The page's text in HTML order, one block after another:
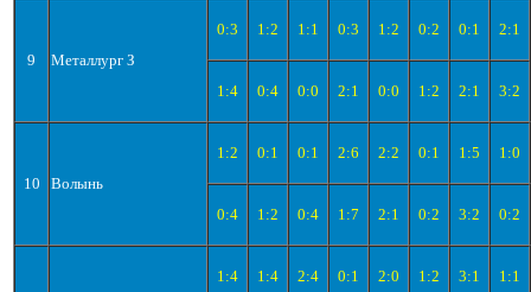
9 Металлург З
0:3 1:2 1:1 0:3 1:2 0:2 0:1 2:1
1:4 0:4 0:0 2:1 0:0 1:2 2:1 3:2
10 Волынь
1:2 0:1 0:1 2:6 2:2 0:1 1:5 1:0
0:4 1:2 0:4 1:7 2:1 0:2 3:2 0:2
1:4 1:4 2:4 0:1 2:0 1:2 3:1 1:1